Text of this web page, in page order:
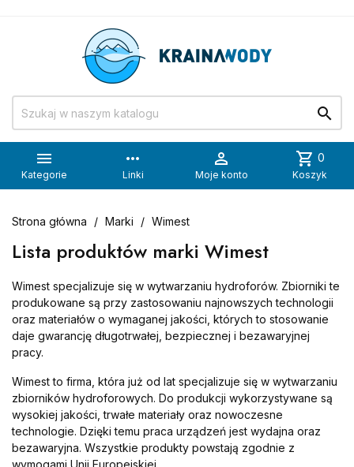


Kategorie
more_horiz
Linki

Moje konto
shopping_cart 0
Koszyk
Strona główna Marki Wimest
Lista produktów marki Wimest
Wimest specjalizuje się w wytwarzaniu hydroforów. Zbiorniki te
produkowane są przy zastosowaniu najnowszych technologii
oraz materiałów o wymaganej jakości, których to stosowanie
daje gwarancję długotrwałej, bezpiecznej i bezawaryjnej
pracy.
Wimest to firma, która już od lat specjalizuje się w wytwarzaniu
zbiorników hydroforowych. Do produkcji wykorzystywane są
wysokiej jakości, trwałe materiały oraz nowoczesne
technologie. Dzięki temu praca urządzeń jest wydajna oraz
bezawaryjna. Wszystkie produkty powstają zgodnie z
wymogami Unii Europejskiej.